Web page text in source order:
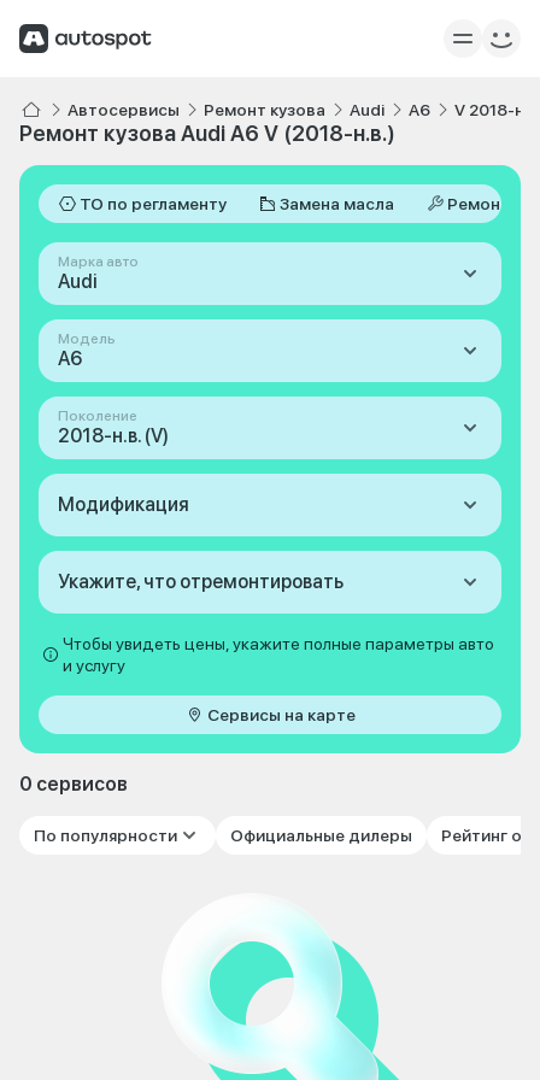
Автосервисы Ремонт кузова Audi A6 V 2018-н.в.
Ремонт кузова Audi A6 V (2018-н.в.)
ТО по регламенту Замена масла Ремонт
Марка авто
Audi
Модель
A6
Поколение
2018-н.в. (V)
Модификация
Укажите, что отремонтировать
Чтобы увидеть цены, укажите полные параметры авто
и услугу
Сервисы на карте
0 сервисов
По популярности Официальные дилеры Рейтинг